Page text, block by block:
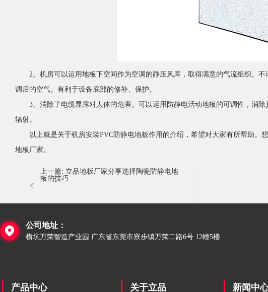
2、机房可以运用地板下空间作为空调的静压风库，取得满意的气流组织。不
调后的空气。有利于设备底部的修补、保护。
3、消除了电缆显露对人体的危害。可以运用防静电活动地板的可调性，消除
辐射。
以上就是关于机房安装PVC防静电地板作用的介绍，希望对大家有所帮助。
地板厂家。
上一篇: 立品地板厂家分享选择陶瓷防静电地
板的技巧

公司地址：
横坑万荣智造产业园 广东省东莞市寮步镇万荣二路6号 12幢5楼
产品中心 关于立品 新闻中